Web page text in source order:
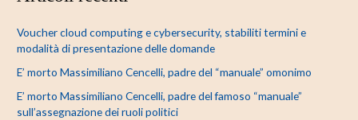
a
Voucher cloud computing e cybersecurity, stabiliti termini e
modalità di presentazione delle domande
E’ morto Massimiliano Cencelli, padre del “manuale” omonimo
E’ morto Massimiliano Cencelli, padre del famoso “manuale”
sull’assegnazione dei ruoli politici